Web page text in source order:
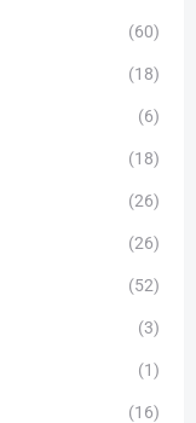
(60)
(18)
(6)
(18)
(26)
(26)
(52)
(3)
(1)
(16)